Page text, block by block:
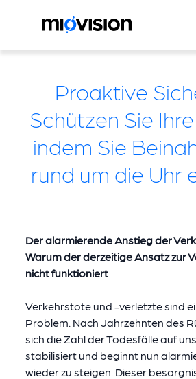
Proaktive
Schützen Sie
indem Sie
rund um die Uhr
Der alarmierende Anstieg der
Warum der derzeitige Ansatz zur
nicht funktioniert
Verkehrstote und -verletzte sind
Problem. Nach Jahrzehnten des
sich die Zahl der Todesfälle auf
stabilisiert und beginnt nun
wieder zu steigen. Dieser